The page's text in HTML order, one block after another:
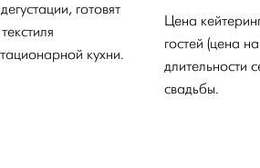
готовят
кухни.
Цена
гостей (цена
длительности
свадьбы.